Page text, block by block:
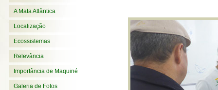
A Mata Atlântica
Localização
Ecossistemas
Relevância
Importância de Maquiné
Galeria de Fotos